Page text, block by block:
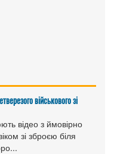
військового зі
відео з ймовірно
зі зброєю біля